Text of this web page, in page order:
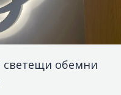
светещи обемни